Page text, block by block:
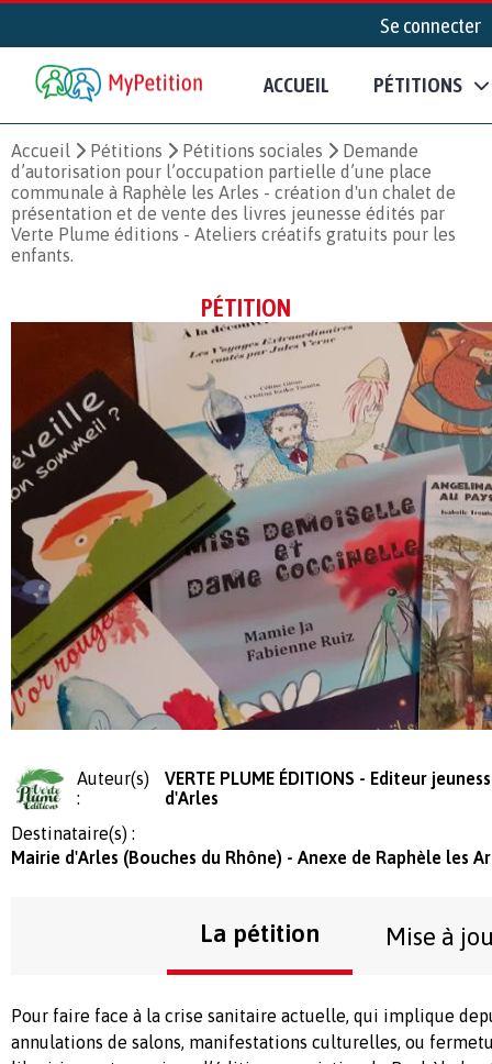
Se connecter
ACCUEIL PÉTITIONS
Accueil Pétitions Pétitions sociales
Demande
d’autorisation pour l’occupation partielle d’une place
communale à Raphèle les Arles - création d'un chalet de
présentation et de vente des livres jeunesse édités par
Verte Plume éditions - Ateliers créatifs gratuits pour les
enfants.
PÉTITION
Auteur(s)
:
VERTE PLUME ÉDITIONS - Editeur
d'Arles
Destinataire(s) :
Mairie d'Arles (Bouches du Rhône) - Anexe de Raphèle les
La pétition Mise à
Pour faire face à la crise sanitaire actuelle, qui implique
annulations de salons, manifestations culturelles, ou